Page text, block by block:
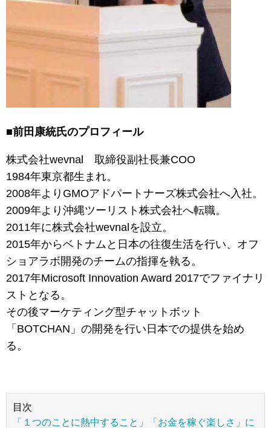
■前田康統氏のプロフィール
株式会社wevnal 取締役副社長兼COO
1984年東京都生まれ。
2008年よりGMOアドパートナーズ株式会社へ入社。
2009年より沖縄ツーリスト株式会社へ転職。
2011年に株式会社wevnalを設立。
2015年からベトナムと日本の往復生活を行い、オフ
ショアラボ開発のチームの指揮を執る。
2017年Microsoft Innovation Award 2017でファイナリ
ストとなる。
その後マーケティング型チャットボット
「BOTCHAN」の開発を行い日本での提供を始め
る。
目次
「１つのことに熱中すること」「お金を稼ぐ楽しさ」に